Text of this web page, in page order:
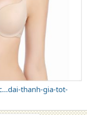
thanh-gia-tot-